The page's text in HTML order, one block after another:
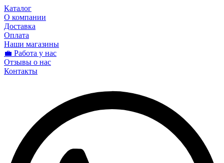
Каталог
О компании
Доставка
Оплата
Наши магазины
💼 Работа у нас
Отзывы о нас
Контакты